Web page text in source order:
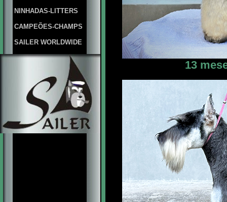
NINHADAS-LITTERS
CAMPEÕES-CHAMPS
SAILER WORLDWIDE
13